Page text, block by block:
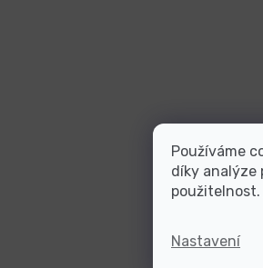
Používáme
díky analýze
použitelnost.
Nastavení